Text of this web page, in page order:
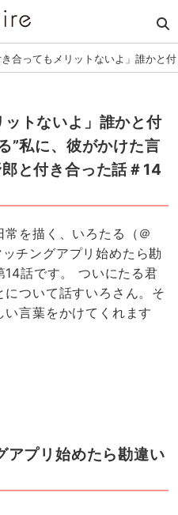
き合ってもメリットないよ」誰かと
ットないよ」誰かと付
”私に、彼がかけた言
と付き合った話＃14
を描く、いろたる（＠
チングアプリ始めたら勘
話です。 ついにたる君
ついて話すいろさん。そ
言葉をかけてくれます
プリ始めたら勘違い